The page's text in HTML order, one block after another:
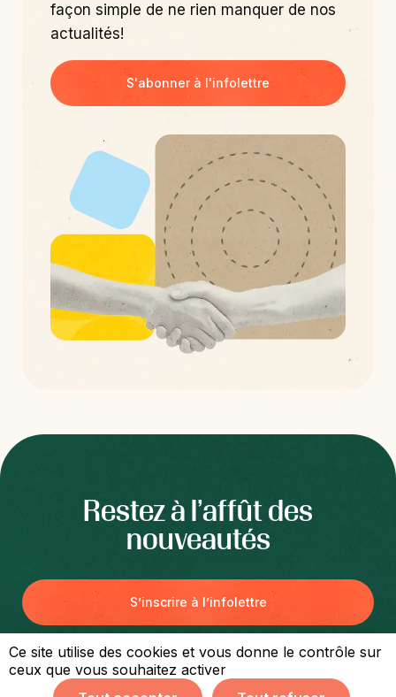
Ce site utilise des cookies et vous donne le contrôle sur
ceux que vous souhaitez activer
façon simple de ne rien manquer de nos
actualités!
S'abonner à l'infolettre
Restez à l’affût des
nouveautés
S’inscrire à l’infolettre